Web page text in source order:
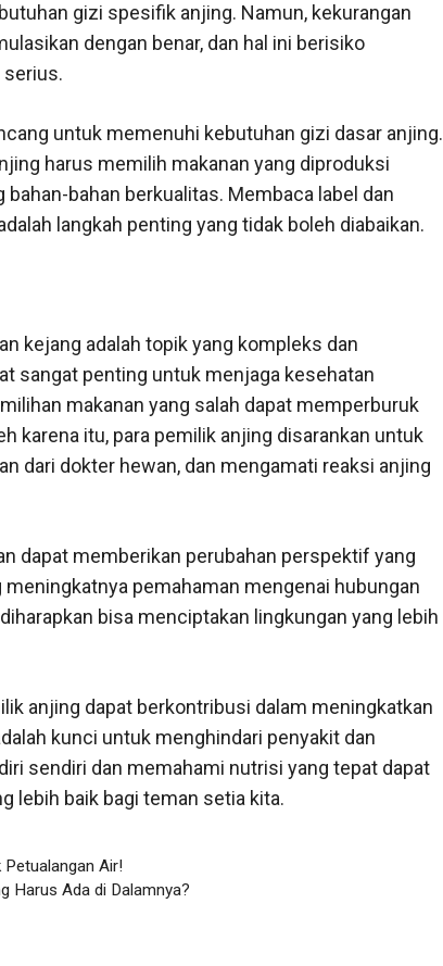
gizi spesifik anjing. Namun, kekurangan
dengan benar, dan hal ini berisiko
serius.
untuk memenuhi kebutuhan gizi dasar anjing.
harus memilih makanan yang diproduksi
bahan berkualitas. Membaca label dan
langkah penting yang tidak boleh diabaikan.
kejang adalah topik yang kompleks dan
sangat penting untuk menjaga kesehatan
makanan yang salah dapat memperburuk
karena itu, para pemilik anjing disarankan untuk
dari dokter hewan, dan mengamati reaksi anjing
dapat memberikan perubahan perspektif yang
pemahaman mengenai hubungan
bisa menciptakan lingkungan yang lebih
anjing dapat berkontribusi dalam meningkatkan
kunci untuk menghindari penyakit dan
sendiri dan memahami nutrisi yang tepat dapat
lebih baik bagi teman setia kita.
Air!
Harus Ada di Dalamnya?